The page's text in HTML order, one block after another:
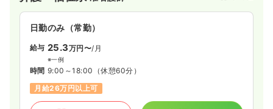
日勤のみ（常勤）
給与 25.3万円〜/月
※一例
時間 9:00～18:00 （休憩60分）
月給26万円以上可